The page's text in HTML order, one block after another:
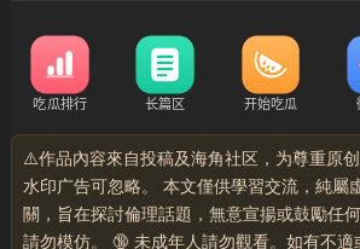
⚠️作品內容來自投稿及海角社区，为尊重原创
水印广告可忽略。 本文僅供學習交流，純屬
關，旨在探討倫理話題，無意宣揚或鼓勵任
請勿模仿。 🔞 未成年人請勿觀看。如有不適